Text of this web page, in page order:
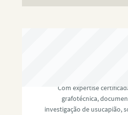
Com expertise
grafotécnica,
investigação de usucapião,